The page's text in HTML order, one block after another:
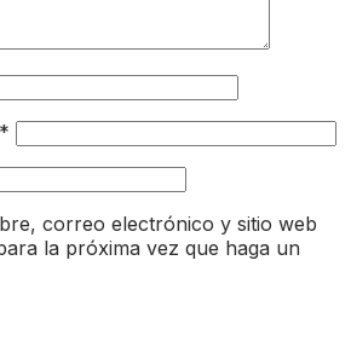
*
correo electrónico y sitio web
la próxima vez que haga un